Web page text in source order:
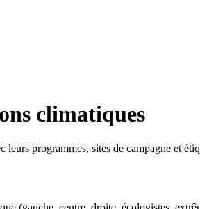
climatiques
programmes, sites de campagne et